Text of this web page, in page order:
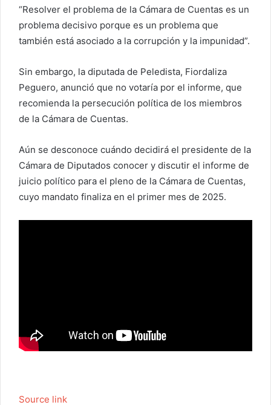
“Resolver el problema de la Cámara de Cuentas es un
problema decisivo porque es un problema que
también está asociado a la corrupción y la impunidad”.
Sin embargo, la diputada de Peledista, Fiordaliza
Peguero, anunció que no votaría por el informe, que
recomienda la persecución política de los miembros
de la Cámara de Cuentas.
Aún se desconoce cuándo decidirá el presidente de la
Cámara de Diputados conocer y discutir el informe de
juicio político para el pleno de la Cámara de Cuentas,
cuyo mandato finaliza en el primer mes de 2025.
Source link